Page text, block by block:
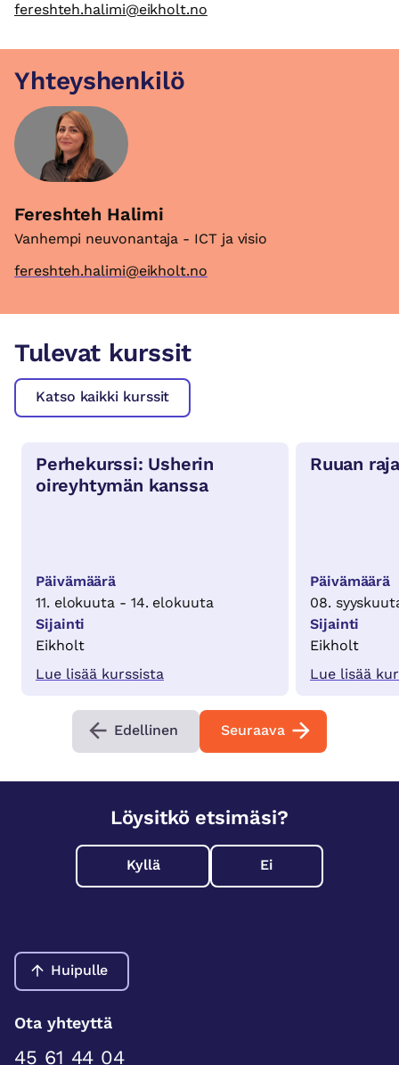
fereshteh.halimi@eikholt.no
Yhteyshenkilö
Fereshteh Halimi
Vanhempi neuvonantaja - ICT ja visio
fereshteh.halimi@eikholt.no
Tulevat kurssit
Katso kaikki kurssit
Perhekurssi: Usherin
oireyhtymän kanssa
Päivämäärä
11. elokuuta - 14. elokuuta
Sijainti
Eikholt
Lue lisää kurssista
Ruuan
Päivämäärä
08.
Sijainti
Eikholt
Lue lisää
Edellinen Seuraava
Löysitkö etsimäsi?
Kyllä Ei
Huipulle
Ota yhteyttä
45 61 44 04